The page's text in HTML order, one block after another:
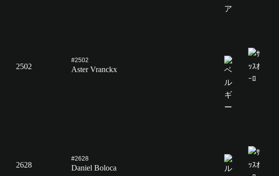
2502
#2502
Aster Vranckx
2628
#2628
Daniel Boloca